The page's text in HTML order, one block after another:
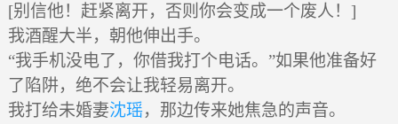
[别信他！赶紧离开，否则你会变成一个废人！]
我酒醒大半，朝他伸出手。
“我手机没电了，你借我打个电话。”如果他准备好
了陷阱，绝不会让我轻易离开。
我打给未婚妻沈瑶，那边传来她焦急的声音。